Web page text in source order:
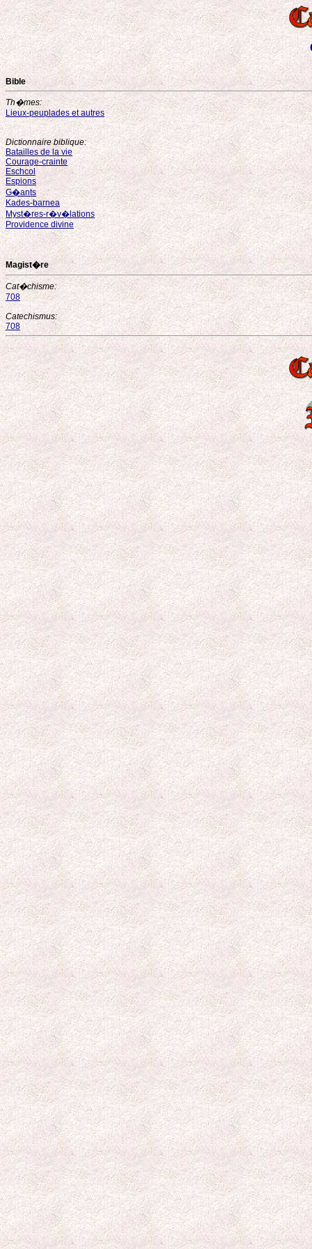
Bible
Th�mes:
Lieux-peuplades et autres
Dictionnaire biblique:
Batailles de la vie
Courage-crainte
Eschcol
Espions
G�ants
Kades-barnea
Myst�res-r�v�lations
Providence divine
Magist�re
Cat�chisme:
708
Catechismus:
708